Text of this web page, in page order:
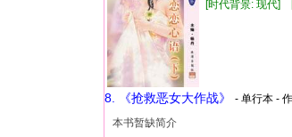
[时代背景: 现代
8. 《抢救恶女大作战》 - 单行本 -
本书暂缺简介